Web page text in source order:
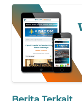
WN
NTB
WN
SULTENG